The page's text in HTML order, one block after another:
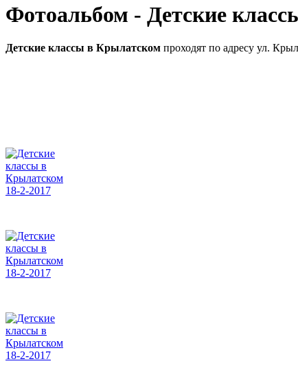
Фотоальбом - Детские
Детские классы в Крылатском проходят по адресу ул.